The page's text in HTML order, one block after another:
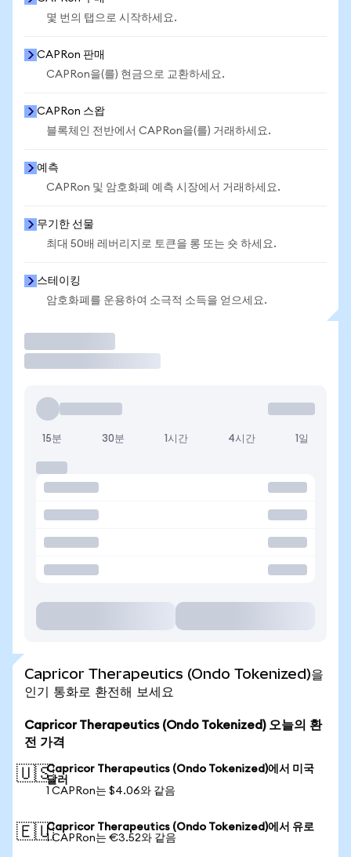
몇 번의 탭으로 시작하세요.
CAPRon 판매
CAPRon을(를) 현금으로 교환하세요.
CAPRon 스왑
블록체인 전반에서 CAPRon을(를) 거래하세요.
예측
CAPRon 및 암호화폐 예측 시장에서 거래하세요.
무기한 선물
최대 50배 레버리지로 토큰을 롱 또는 숏 하세요.
스테이킹
암호화폐를 운용하여 소극적 소득을 얻으세요.
15분 30분 1시간 4시간 1일
Capricor Therapeutics (Ondo Tokenized)을
인기 통화로 환전해 보세요
Capricor Therapeutics (Ondo Tokenized) 오늘의 환
전 가격
🇺🇸Capricor Therapeutics (Ondo Tokenized)에서 미국
달러
1 CAPRon는 $4.06와 같음
🇪🇺Capricor Therapeutics (Ondo Tokenized)에서 유로
1 CAPRon는 €3.52와 같음